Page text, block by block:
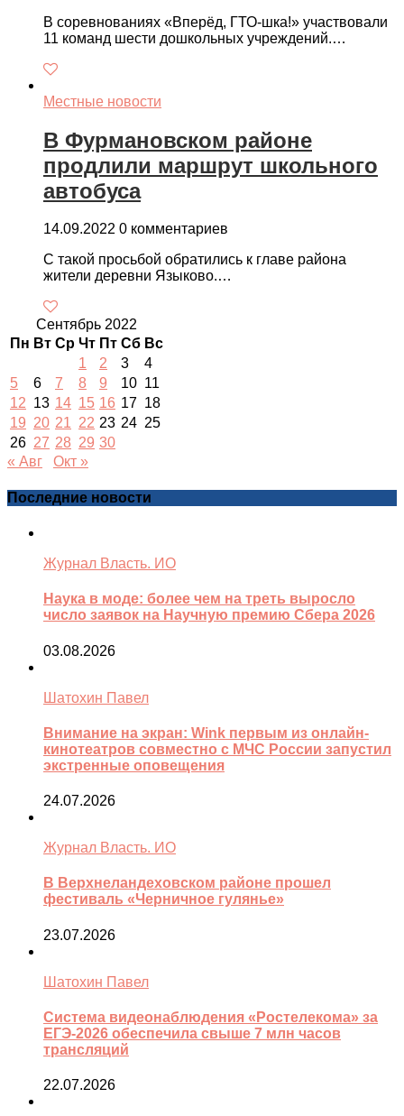
В соревнованиях «Вперёд, ГТО-шка!» участвовали
11 команд шести дошкольных учреждений.…
Местные новости
В Фурмановском районе
продлили маршрут школьного
автобуса
14.09.2022 0 комментариев
С такой просьбой обратились к главе района
жители деревни Языково.…
Сентябрь 2022
Пн Вт Ср Чт Пт Сб Вс
1
2 3
4
5
6 7 8 9 10 11
12 13 14 15 16 17 18
19 20 21 22 23 24 25
26 27 28 29 30
« Авг
Окт »
Последние новости
Журнал Власть. ИО
Наука в моде: более чем на треть выросло
число заявок на Научную премию Сбера 2026
03.08.2026
Шатохин Павел
Внимание на экран: Wink первым из онлайн-
кинотеатров совместно с МЧС России запустил
экстренные оповещения
24.07.2026
Журнал Власть. ИО
В Верхнеландеховском районе прошел
фестиваль «Черничное гулянье»
23.07.2026
Шатохин Павел
Система видеонаблюдения «Ростелекома» за
ЕГЭ-2026 обеспечила свыше 7 млн часов
трансляций
22.07.2026